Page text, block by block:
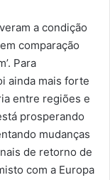
a condição
comparação
Para
ainda mais forte
entre regiões e
prosperando
mudanças
de retorno de
com a Europa